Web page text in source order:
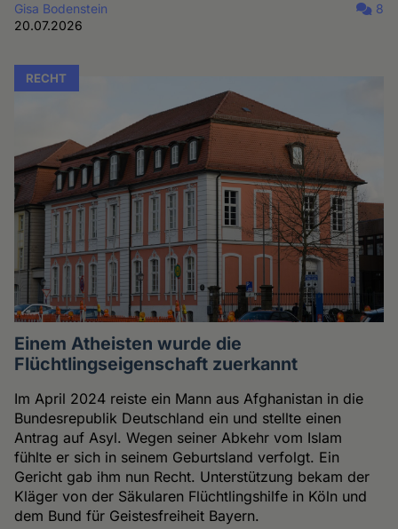
Gisa Bodenstein
20.07.2026
8
RECHT
Einem Atheisten wurde die
Flüchtlingseigenschaft zuerkannt
Im April 2024 reiste ein Mann aus Afghanistan in die
Bundesrepublik Deutschland ein und stellte einen
Antrag auf Asyl. Wegen seiner Abkehr vom Islam
fühlte er sich in seinem Geburtsland verfolgt. Ein
Gericht gab ihm nun Recht. Unterstützung bekam der
Kläger von der Säkularen Flüchtlingshilfe in Köln und
dem Bund für Geistesfreiheit Bayern.